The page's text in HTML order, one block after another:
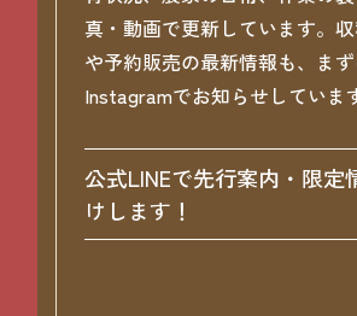
真・動画で更新しています。
や予約販売の最新情報も、ま
Instagramでお知らせしていま
公式LINEで先行案内・限定
けします！